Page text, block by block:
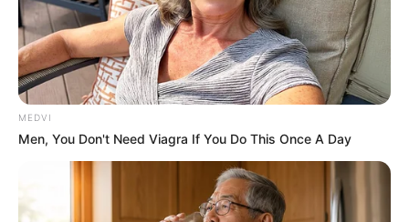
Motos e bicicletas para ACS e ACE: veja o
passo a passo para conseguir o benefício.
FNARAS em Brasília: Senado pode
mobilização.
Presidente Kennedy (ES) abre processo
seletivo para Agentes de Saúde e de
Combate às Endemias.
MEDVI
Men, You Don't Need Viagra If You Do This Once A Day